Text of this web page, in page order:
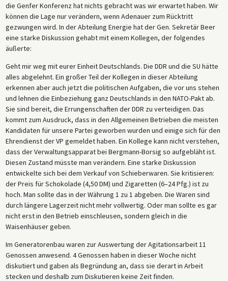
die Genfer Konferenz hat nichts gebracht was wir erwartet haben. Wir
können die Lage nur verändern, wenn Adenauer zum Rücktritt
gezwungen wird. In der Abteilung Energie hat der Gen. Sekretär Beer
eine starke Diskussion gehabt mit einem Kollegen, der folgendes
äußerte:
Geht mir weg mit eurer Einheit Deutschlands. Die DDR und die SU hätte
alles abgelehnt. Ein großer Teil der Kollegen in dieser Abteilung
erkennen aber auch jetzt die politischen Aufgaben, die vor uns stehen
und lehnen die Einbeziehung ganz Deutschlands in den NATO-Pakt ab.
Sie sind bereit, die Errungenschaften der DDR zu verteidigen. Das
kommt zum Ausdruck, dass in den Allgemeinen Betrieben die meisten
Kandidaten für unsere Partei geworben wurden und einige sich für den
Ehrendienst der VP gemeldet haben. Ein Kollege kann nicht verstehen,
dass der Verwaltungsapparat bei Bergmann-Borsig so aufgebläht ist.
Diesen Zustand müsste man verändern. Eine starke Diskussion
entwickelte sich bei dem Verkauf von Schieberwaren. Sie kritisieren:
der Preis für Schokolade (4,50 DM) und Zigaretten (6–24 Pfg.) ist zu
hoch. Man sollte das in der Währung 1 zu 1 abgeben. Die Waren sind
durch längere Lagerzeit nicht mehr vollwertig. Oder man sollte es gar
nicht erst in den Betrieb einschleusen, sondern gleich in die
Waisenhäuser geben.
Im Generatorenbau waren zur Auswertung der Agitationsarbeit 11
Genossen anwesend. 4 Genossen haben in dieser Woche nicht
diskutiert und gaben als Begründung an, dass sie derart in Arbeit
stecken und deshalb zum Diskutieren keine Zeit finden.